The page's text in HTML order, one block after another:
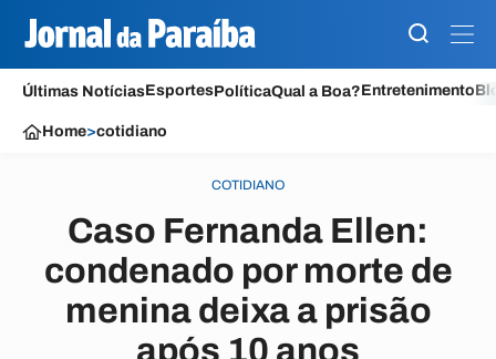
Últimas NotíciasEsportesPolíticaQual a Boa?Entretenimento
Home>cotidiano
COTIDIANO
Caso Fernanda Ellen:
condenado por morte de
menina deixa a prisão
após 10 anos